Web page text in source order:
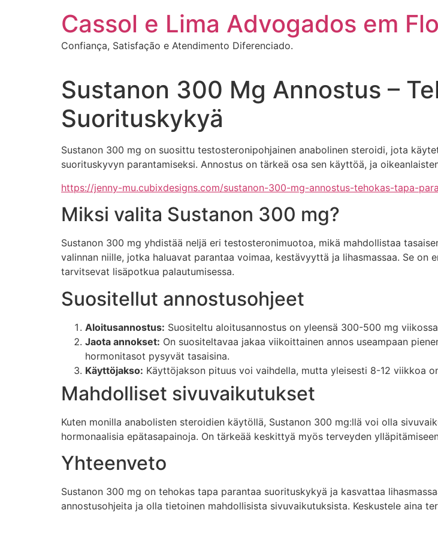
Cassol e Lima Advogados em
Confiança, Satisfação e Atendimento Diferenciado.
Sustanon 300 Mg Annostus –
Suorituskykyä
Sustanon 300 mg on suosittu testosteronipohjainen anabolinen steroidi, jota
suorituskyvyn parantamiseksi. Annostus on tärkeä osa sen käyttöä, ja
https://jenny-mu.cubixdesigns.com/sustanon-300-mg-annostus-tehokas-tapa-
Miksi valita Sustanon 300 mg?
Sustanon 300 mg yhdistää neljä eri testosteronimuotoa, mikä mahdollistaa
valinnan niille, jotka haluavat parantaa voimaa, kestävyyttä ja lihasmassaa. Se
tarvitsevat lisäpotkua palautumisessa.
Suositellut annostusohjeet
Aloitusannostus: Suositeltu aloitusannostus on yleensä 300-500 mg
Jaota annokset: On suositeltavaa jakaa viikoittainen annos useampaan
hormonitasot pysyvät tasaisina.
Käyttöjakso: Käyttöjakson pituus voi vaihdella, mutta yleisesti 8-12 viikkoa
Mahdolliset sivuvaikutukset
Kuten monilla anabolisten steroidien käytöllä, Sustanon 300 mg:llä voi olla
hormonaalisia epätasapainoja. On tärkeää keskittyä myös terveyden
Yhteenveto
Sustanon 300 mg on tehokas tapa parantaa suorituskykyä ja kasvattaa
annostusohjeita ja olla tietoinen mahdollisista sivuvaikutuksista. Keskustele aina